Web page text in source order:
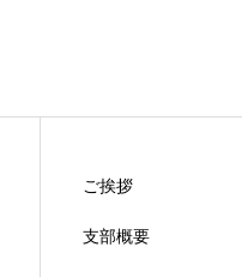
ご挨拶
支部概要